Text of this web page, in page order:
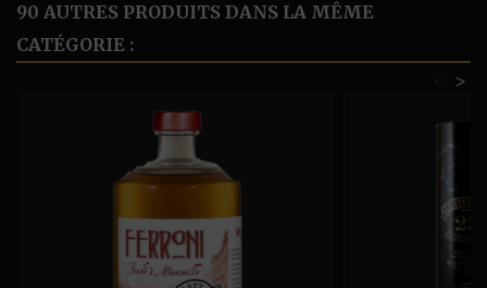
90 AUTRES PRODUITS DANS LA MÊME
CATÉGORIE :
>